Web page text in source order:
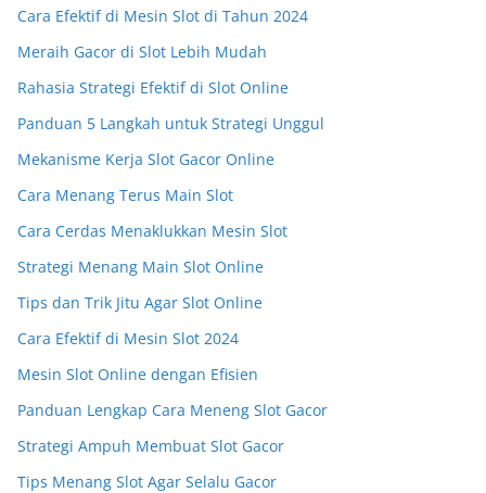
Cara Efektif di Mesin Slot di Tahun 2024
Meraih Gacor di Slot Lebih Mudah
Rahasia Strategi Efektif di Slot Online
Panduan 5 Langkah untuk Strategi Unggul
Mekanisme Kerja Slot Gacor Online
Cara Menang Terus Main Slot
Cara Cerdas Menaklukkan Mesin Slot
Strategi Menang Main Slot Online
Tips dan Trik Jitu Agar Slot Online
Cara Efektif di Mesin Slot 2024
Mesin Slot Online dengan Efisien
Panduan Lengkap Cara Meneng Slot Gacor
Strategi Ampuh Membuat Slot Gacor
Tips Menang Slot Agar Selalu Gacor